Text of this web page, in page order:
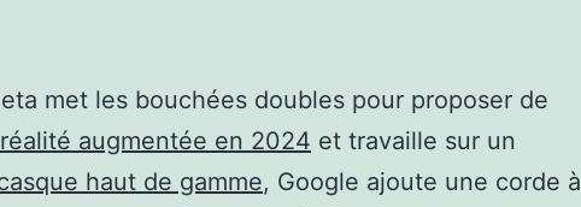
met les bouchées doubles pour proposer de
augmentée en 2024 et travaille sur un
haut de gamme, Google ajoute une corde à